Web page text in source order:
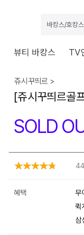
바캉스/호캉
뷰티 바캉스 TV
쥬시꾸띄르 >
[쥬시꾸띄르골
SOLD
혜택
무
퀵
삼